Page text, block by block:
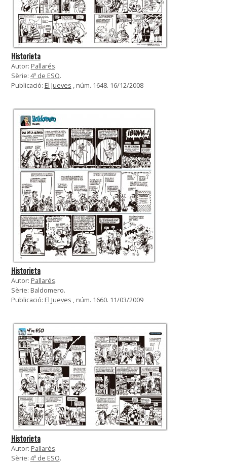
Historieta
Autor: Pallarés.
Sèrie: 4º de ESO.
Publicació: El Jueves , núm. 1648. 16/12/2008
Historieta
Autor: Pallarés.
Sèrie: Baldomero.
Publicació: El Jueves , núm. 1660. 11/03/2009
Historieta
Autor: Pallarés.
Sèrie: 4º de ESO.